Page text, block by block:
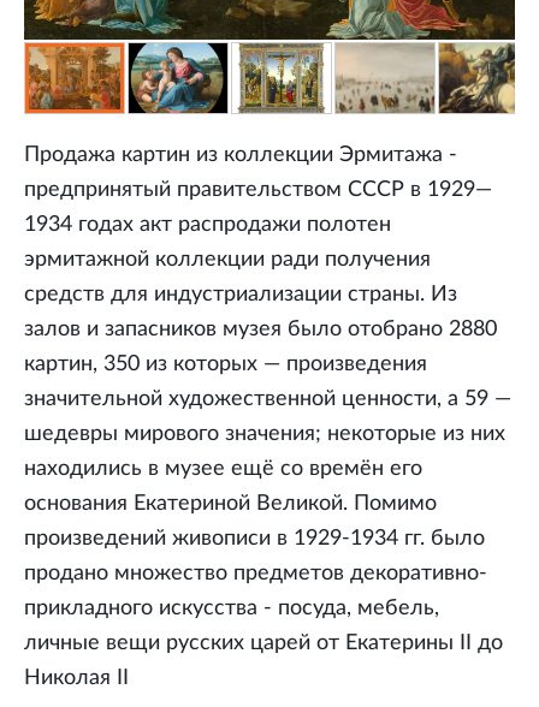
Продажа картин из коллекции Эрмитажа -
предпринятый правительством СССР в 1929—
1934 годах акт распродажи полотен
эрмитажной коллекции ради получения
средств для индустриализации страны. Из
залов и запасников музея было отобрано 2880
картин, 350 из которых — произведения
значительной художественной ценности, а 59 —
шедевры мирового значения; некоторые из них
находились в музее ещё со времён его
основания Екатериной Великой. Помимо
произведений живописи в 1929-1934 гг. было
продано множество предметов декоративно-
прикладного искусства - посуда, мебель,
личные вещи русских царей от Екатерины II до
Николая II